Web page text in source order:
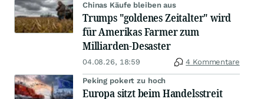
Chinas Käufe bleiben aus
Trumps "goldenes Zeitalter" wird
für Amerikas Farmer zum
Milliarden-Desaster
04.08.26, 18:59 4 Kommentare
Peking pokert zu hoch
Europa sitzt beim Handelsstreit